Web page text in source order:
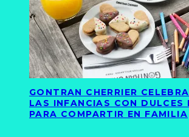
GONTRAN CHERRIER
LAS INFANCIAS CON DULCES
PARA COMPARTIR EN FAMILIA